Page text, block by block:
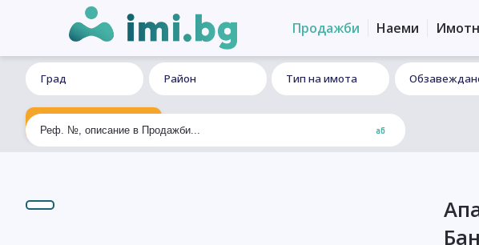
Продажби Наеми
Град Район Тип на имота
Ексклузивно търсене